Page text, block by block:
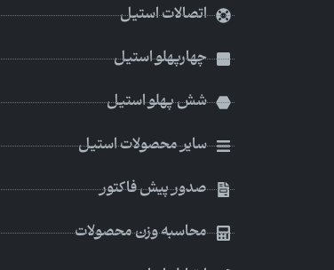
اتصالات استیل
چهارپهلو استیل
شش پهلو استیل
سایر محصولات استیل
صدور پیش فاکتور
محاسبه وزن محصولات